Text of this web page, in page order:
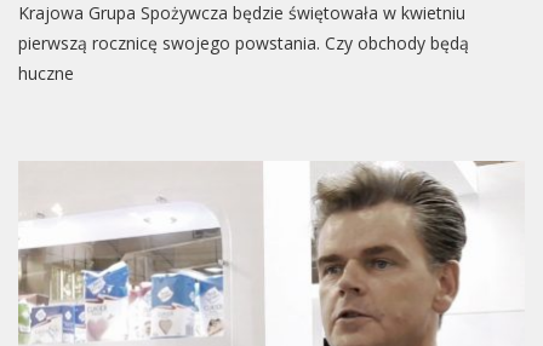
Krajowa Grupa Spożywcza będzie świętowała w kwietniu
pierwszą rocznicę swojego powstania. Czy obchody będą
huczne